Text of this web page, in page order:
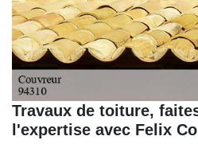
Travaux de toiture,
l'expertise avec Felix